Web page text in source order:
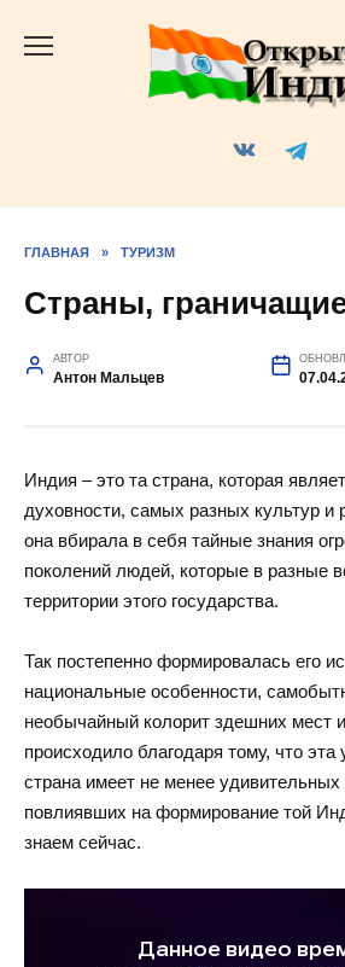
ГЛАВНАЯ » ТУРИЗМ
Страны,
АВТОР
Антон Мальцев
Индия – это та страна, которая
духовности, самых разных культур и
она вбирала в себя тайные знания
поколений людей, которые в разные
территории этого государства.
Так постепенно формировалась его
национальные особенности,
необычайный колорит здешних мест
происходило благодаря тому, что эта
страна имеет не менее удивительных
повлиявших на формирование той
знаем сейчас.